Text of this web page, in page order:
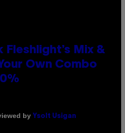
Fleshlight’s Mix &
Own Combo
by Ysolt Usigan